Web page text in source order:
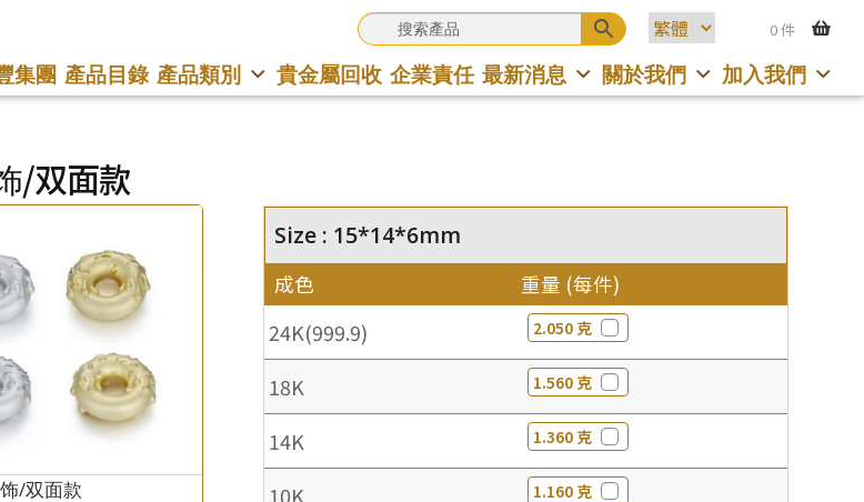
0 件
集團 產品目錄 產品類別 貴金屬回收 企業責任 最新消息 關於我們 加入我們
/双面款
/双面款
Size : 15*14*6mm
成色 重量 (每件)
24K(999.9) 2.050 克
18K 1.560 克
14K 1.360 克
10K 1.160 克